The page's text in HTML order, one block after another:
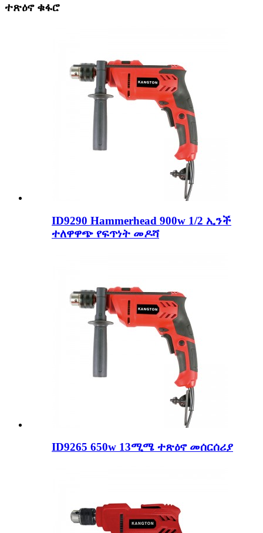
ተጽዕኖ ቁፋሮ
ID9290 Hammerhead 900w 1/2 ኢንች
ተለዋዋጭ የፍጥነት መዶሻ
ID9265 650w 13ሚሜ ተጽዕኖ መሰርሰሪያ